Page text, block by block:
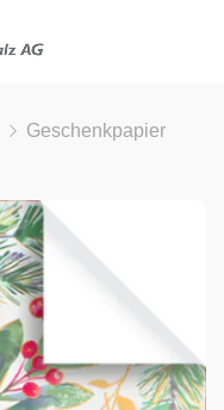
Geschenkpapier